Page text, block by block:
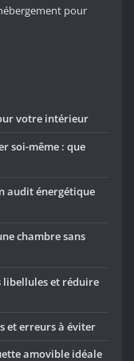
pour
votre intérieur
soi-même : que
audit énergétique
chambre sans
libellules et réduire
et erreurs à éviter
amovible idéale